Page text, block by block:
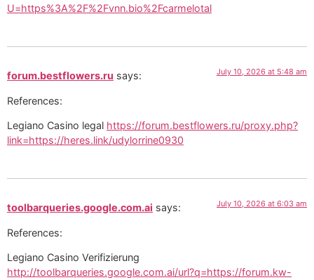
U=https%3A%2F%2Fvnn.bio%2Fcarmelotal
forum.bestflowers.ru says: July 10, 2026 at 5:48 am
References:
Legiano Casino legal https://forum.bestflowers.ru/proxy.php?
link=https://heres.link/udylorrine0930
toolbarqueries.google.com.ai says: July 10, 2026 at 6:03 am
References:
Legiano Casino Verifizierung
http://toolbarqueries.google.com.ai/url?q=https://forum.kw-